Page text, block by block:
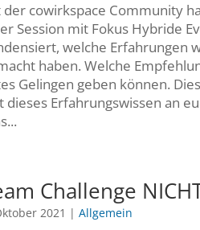
der cowirkspace Community
Session mit Fokus Hybride
welche Erfahrungen
haben. Welche
Gelingen geben können.
dieses Erfahrungswissen an
Challenge
2021 |Allgemein